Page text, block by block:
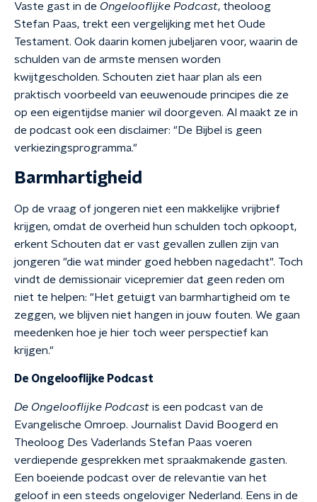
Vaste gast in de Ongelooflijke Podcast, theoloog
Stefan Paas, trekt een vergelijking met het Oude
Testament. Ook daarin komen jubeljaren voor, waarin de
schulden van de armste mensen worden
kwijtgescholden. Schouten ziet haar plan als een
praktisch voorbeeld van eeuwenoude principes die ze
op een eigentijdse manier wil doorgeven. Al maakt ze in
de podcast ook een disclaimer: "De Bijbel is geen
verkiezingsprogramma."
Barmhartigheid
Op de vraag of jongeren niet een makkelijke vrijbrief
krijgen, omdat de overheid hun schulden toch opkoopt,
erkent Schouten dat er vast gevallen zullen zijn van
jongeren "die wat minder goed hebben nagedacht". Toch
vindt de demissionair vicepremier dat geen reden om
niet te helpen: "Het getuigt van barmhartigheid om te
zeggen, we blijven niet hangen in jouw fouten. We gaan
meedenken hoe je hier toch weer perspectief kan
krijgen."
De Ongelooflijke Podcast
De Ongelooflijke Podcast is een podcast van de
Evangelische Omroep. Journalist David Boogerd en
Theoloog Des Vaderlands Stefan Paas voeren
verdiepende gesprekken met spraakmakende gasten.
Een boeiende podcast over de relevantie van het
geloof in een steeds ongeloviger Nederland. Eens in de